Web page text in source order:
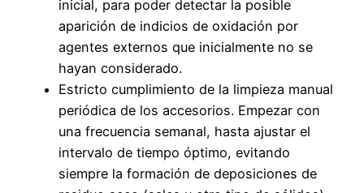
inicial, para poder detectar la posible
aparición de indicios de oxidación por
agentes externos que inicialmente no se
hayan considerado.
Estricto cumplimiento de la limpieza manual
periódica de los accesorios. Empezar con
una frecuencia semanal, hasta ajustar el
intervalo de tiempo óptimo, evitando
siempre la formación de deposiciones de